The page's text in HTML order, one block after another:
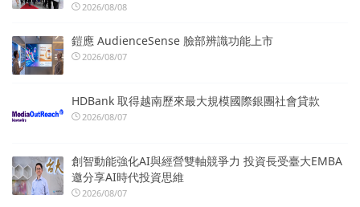
2026/08/08
鎧應 AudienceSense 臉部辨識功能上市
2026/08/07
HDBank 取得越南歷來最大規模國際銀團社會貸款
2026/08/07
創智動能強化AI與經營雙軸競爭力 投資長受臺大EMBA
邀分享AI時代投資思維
2026/08/07